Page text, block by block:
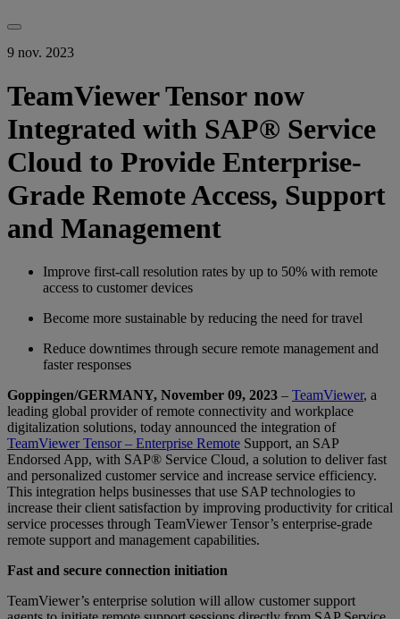
9 nov. 2023
TeamViewer Tensor now
Integrated with SAP® Service
Cloud to Provide Enterprise-
Grade Remote Access, Support
and Management
Improve first-call resolution rates by up to 50% with remote
access to customer devices
Become more sustainable by reducing the need for travel
Reduce downtimes through secure remote management and
faster responses
Goppingen/GERMANY, November 09, 2023 – TeamViewer, a
leading global provider of remote connectivity and workplace
digitalization solutions, today announced the integration of
TeamViewer Tensor – Enterprise Remote Support, an SAP
Endorsed App, with SAP® Service Cloud, a solution to deliver fast
and personalized customer service and increase service efficiency.
This integration helps businesses that use SAP technologies to
increase their client satisfaction by improving productivity for critical
service processes through TeamViewer Tensor’s enterprise-grade
remote support and management capabilities.
Fast and secure connection initiation
TeamViewer’s enterprise solution will allow customer support